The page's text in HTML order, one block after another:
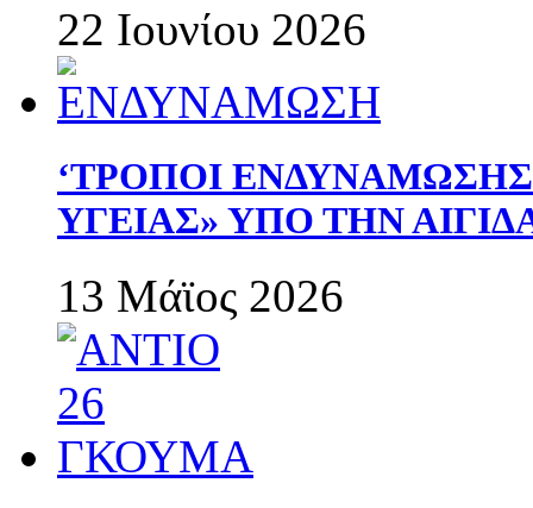
22 Ιουνίου 2026
‘ΤΡΟΠΟΙ
ΥΓΕΙΑΣ» ΥΠΟ ΤΗΝ
13 Μάϊος 2026